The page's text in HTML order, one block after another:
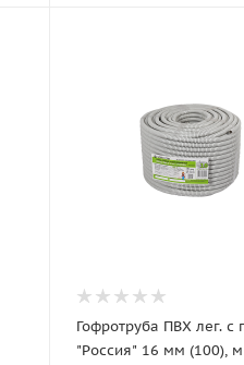
Гофротруба ПВХ лег. с
"Россия" 16 мм (100), м